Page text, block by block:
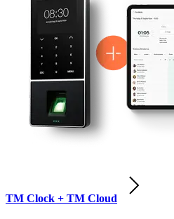
TM Clock + TM Cloud